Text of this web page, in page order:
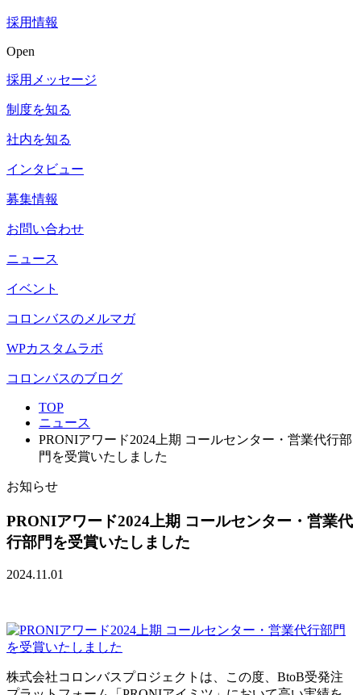
採用情報
Open
採用メッセージ
制度を知る
社内を知る
インタビュー
募集情報
お問い合わせ
ニュース
イベント
コロンバスのメルマガ
WPカスタムラボ
コロンバスのブログ
TOP
ニュース
PRONIアワード2024上期 コールセンター・営業代行部
門を受賞いたしました
お知らせ
PRONIアワード2024上期 コールセンター・営業代
行部門を受賞いたしました
2024.11.01
株式会社コロンバスプロジェクトは、この度、BtoB受発注